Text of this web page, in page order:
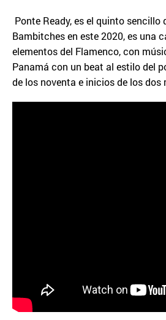
Ponte Ready, es el quinto sencillo
Bambitches en este 2020, es una
elementos del Flamenco, con
Panamá con un beat al estilo del
de los noventa e inicios de los dos